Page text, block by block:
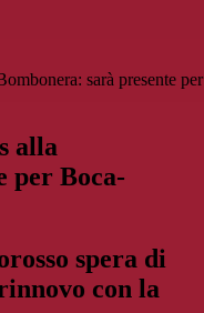
sarà presente per
alla
per Boca-
spera di
con la